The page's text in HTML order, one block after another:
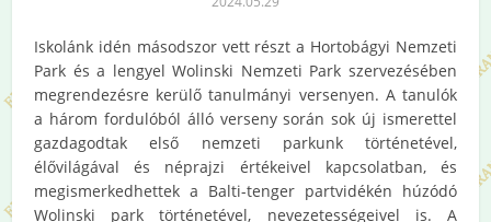
Iskolánk idén másodszor vett részt a Hortobágyi Nemzeti
Park és a lengyel Wolinski Nemzeti Park szervezésében
megrendezésre kerülő tanulmányi versenyen. A tanulók
a három fordulóból álló verseny során sok új ismerettel
gazdagodtak első nemzeti parkunk történetével,
élővilágával és néprajzi értékeivel kapcsolatban, és
megismerkedhettek a Balti-tenger partvidékén húzódó
Wolinski park történetével, nevezetességeivel is. A